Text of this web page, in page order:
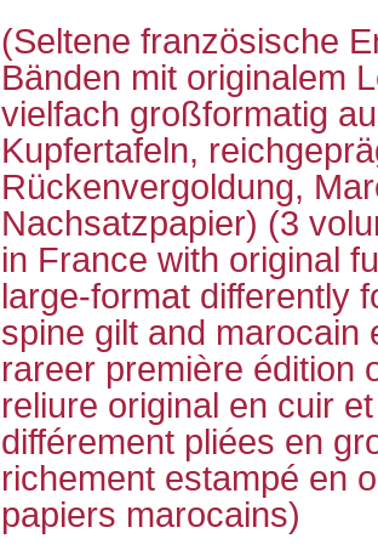
(Seltene französische
Bänden mit originalem
vielfach großformatig
Kupfertafeln,
Rückenvergoldung,
Nachsatzpapier) (3
in France with original
large-format differently
spine gilt and marocain
rareer première édition
reliure original en cuir
différement pliées en
richement estampé en
papiers marocains)